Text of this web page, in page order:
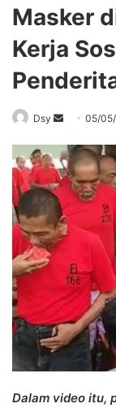
Masker
Kerja
Dsy
Send
email
05/
Dalam video itu,